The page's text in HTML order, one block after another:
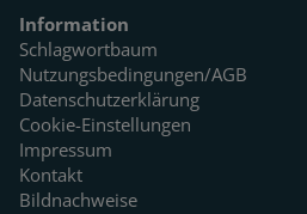
Information
Schlagwortbaum
Nutzungsbedingungen/AGB
Datenschutzerklärung
Cookie-Einstellungen
Impressum
Kontakt
Bildnachweise